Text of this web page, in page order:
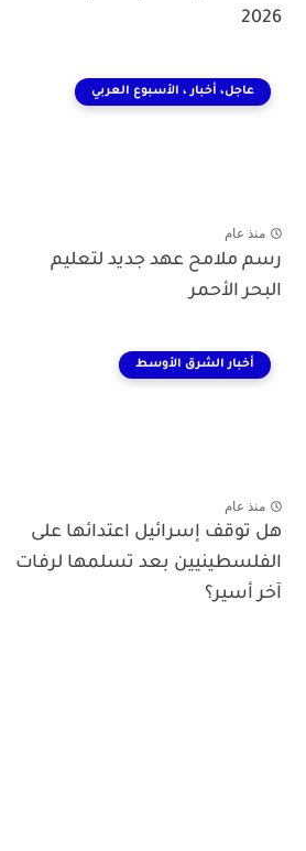
2026
عاجل، أخبار ، الأسبوع العربي
منذ عام
رسم ملامح عهد جديد لتعليم
البحر الأحمر
أخبار الشرق الأوسط
منذ عام
هل توقف إسرائيل اعتدائها على
الفلسطينيين بعد تسلمها لرفات
آخر أسير؟